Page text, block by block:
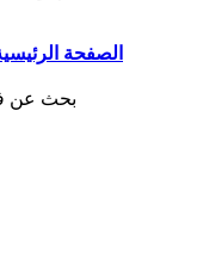
الصفحة
بحث عن